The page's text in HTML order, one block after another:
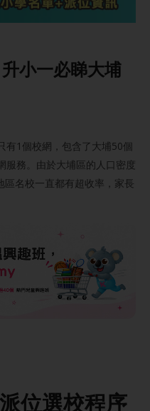
小一必睇大埔
有1個校網，包含了大埔50個
服務。由於大埔區的人口密度
名校一直都有超收率，家長
位選校程序